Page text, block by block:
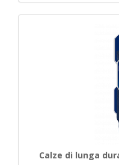
Calze di lunga